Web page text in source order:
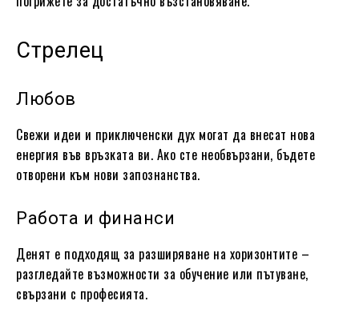
Стрелец
Любов
Свежи идеи и приключенски дух могат да внесат нова
енергия във връзката ви. Ако сте необвързани, бъдете
отворени към нови запознанства.
Работа и финанси
Денят е подходящ за разширяване на хоризонтите –
разгледайте възможности за обучение или пътуване,
свързани с професията.